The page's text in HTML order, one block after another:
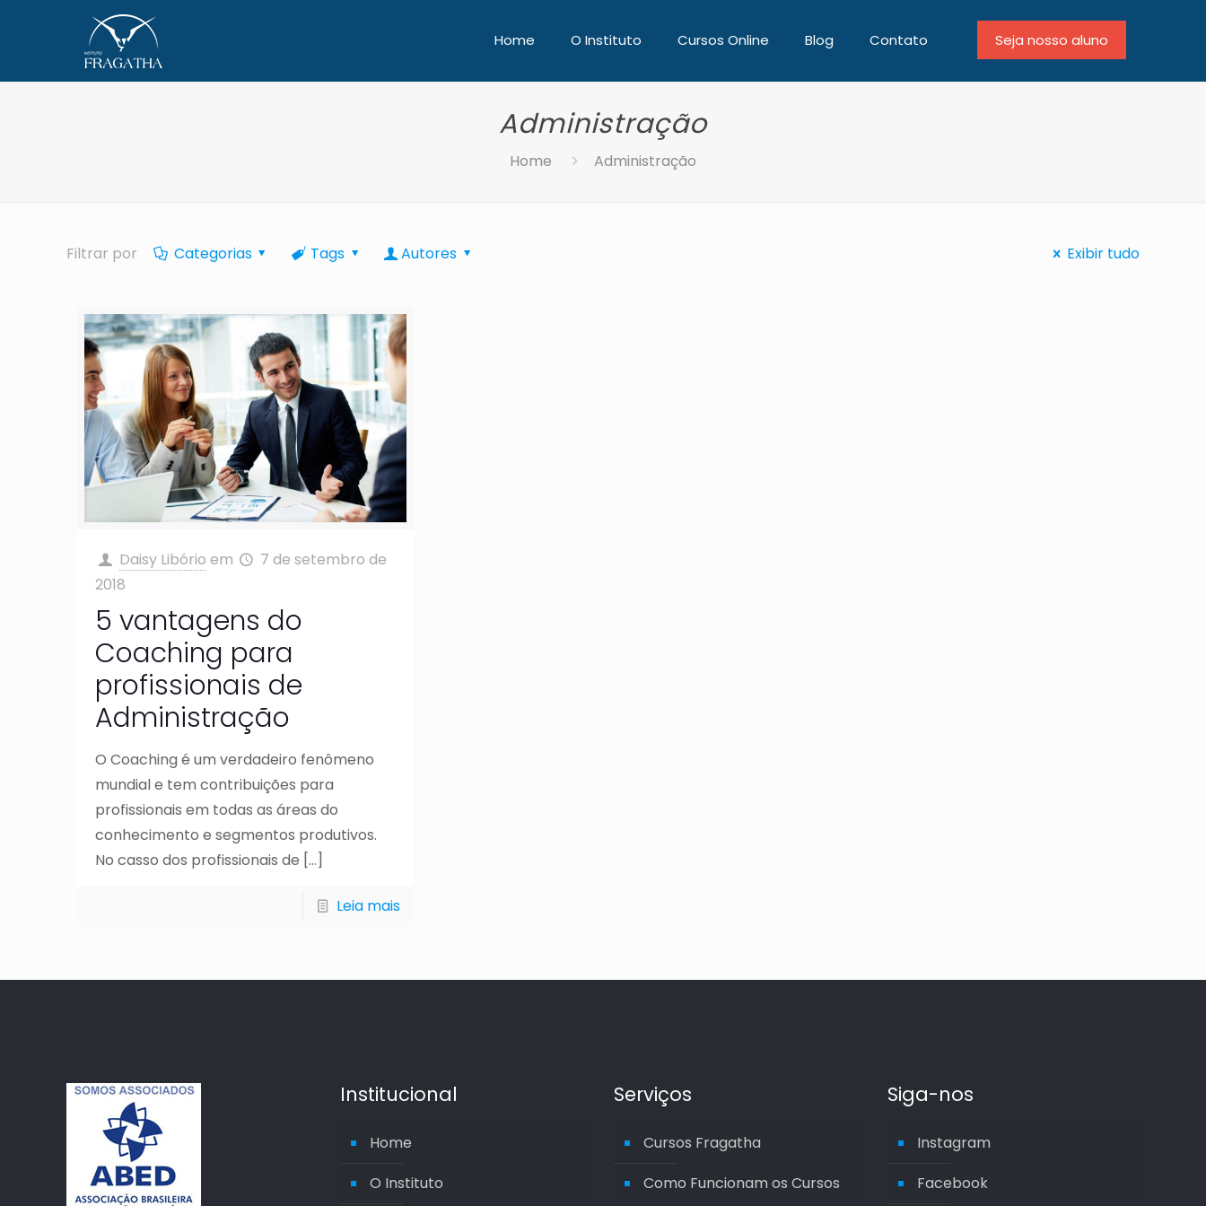
Home O Instituto Cursos Online Blog Contato Seja nosso aluno
Administração
Home Administração
Filtrar por Categorias Tags Autores Exibir tudo
Daisy Libório em
7 de setembro de
2018
5 vantagens do
Coaching para
profissionais de
Administração
O Coaching é um verdadeiro fenômeno
mundial e tem contribuições para
profissionais em todas as áreas do
conhecimento e segmentos produtivos.
No casso dos profissionais de […]
Leia mais
Institucional
Home
O Instituto
Serviços
Cursos Fragatha
Como Funcionam os Cursos
Siga-nos
Instagram
Facebook